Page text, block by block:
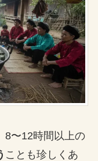
8〜12時間以上の
ことも珍しくあ